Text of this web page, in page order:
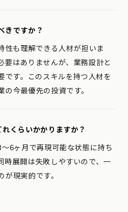
きですか？
性も理解できる人材が担いま
要はありませんが、業務設計と
です。このスキルを持つ人材を
今最優先の投資です。
くらいかかりますか？
6ヶ月で再現可能な状態に持ち
時展開は失敗しやすいので、一
現実的です。